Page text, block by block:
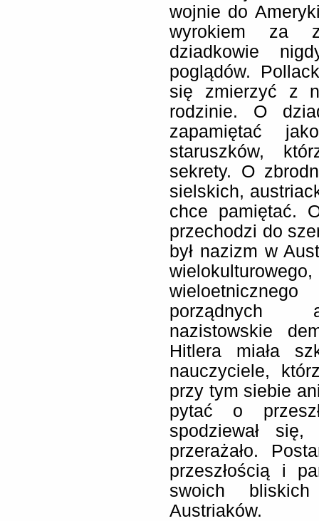
wojnie do
wyrokiem za
dziadkowie
poglądów.
się zmierzyć z
rodzinie. O
zapamiętać
staruszków,
sekrety. O
sielskich,
chce pamiętać.
przechodzi do
był nazizm w
porządnych
nazistowskie
Hitlera miała
nauczyciele,
przy tym siebie
pytać o
spodziewał
przerażało.
przeszłością i
swoich
Austriaków.